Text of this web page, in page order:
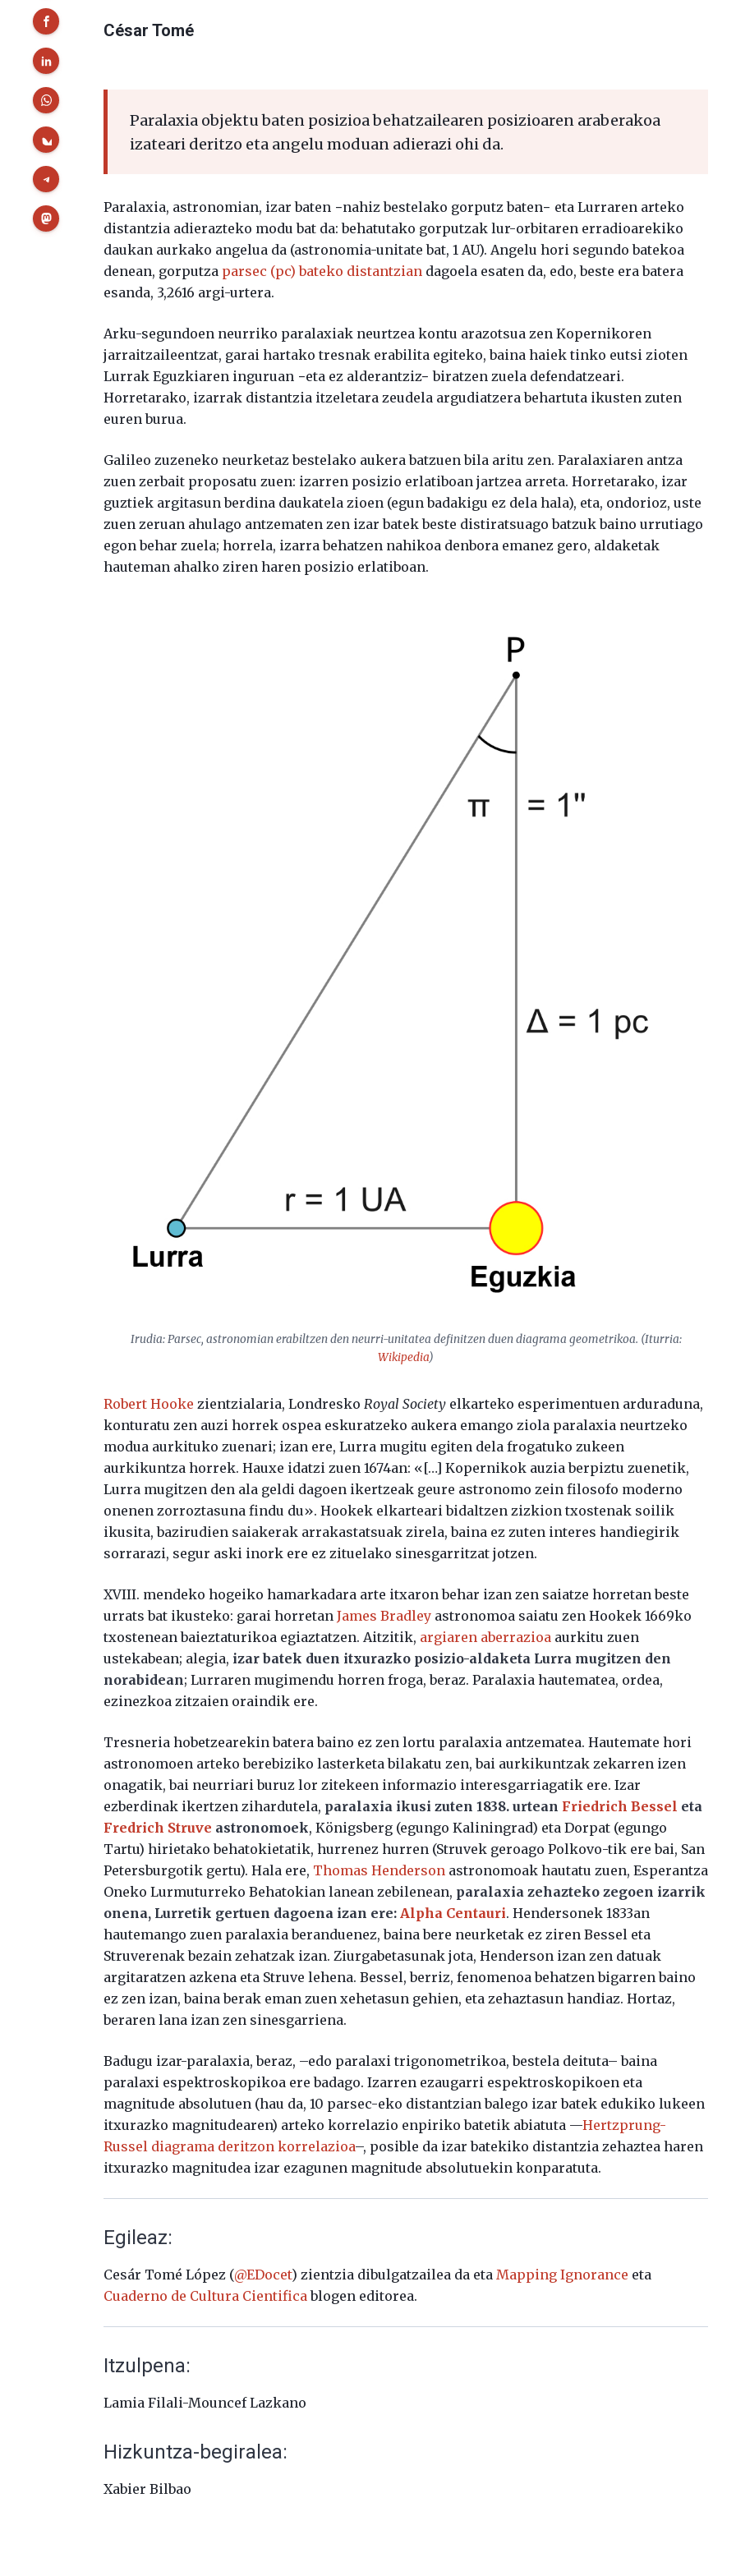
César Tomé
Paralaxia objektu baten posizioa behatzailearen posizioaren araberakoa
izateari deritzo eta angelu moduan adierazi ohi da.
Paralaxia, astronomian, izar baten −nahiz bestelako gorputz baten− eta Lurraren arteko
distantzia adierazteko modu bat da: behatutako gorputzak lur-orbitaren erradioarekiko
daukan aurkako angelua da (astronomia-unitate bat, 1 AU). Angelu hori segundo batekoa
denean, gorputza parsec (pc) bateko distantzian dagoela esaten da, edo, beste era batera
esanda, 3,2616 argi-urtera.
Arku-segundoen neurriko paralaxiak neurtzea kontu arazotsua zen Kopernikoren
jarraitzaileentzat, garai hartako tresnak erabilita egiteko, baina haiek tinko eutsi zioten
Lurrak Eguzkiaren inguruan −eta ez alderantziz− biratzen zuela defendatzeari.
Horretarako, izarrak distantzia itzeletara zeudela argudiatzera behartuta ikusten zuten
euren burua.
Galileo zuzeneko neurketaz bestelako aukera batzuen bila aritu zen. Paralaxiaren antza
zuen zerbait proposatu zuen: izarren posizio erlatiboan jartzea arreta. Horretarako, izar
guztiek argitasun berdina daukatela zioen (egun badakigu ez dela hala), eta, ondorioz, uste
zuen zeruan ahulago antzematen zen izar batek beste distiratsuago batzuk baino urrutiago
egon behar zuela; horrela, izarra behatzen nahikoa denbora emanez gero, aldaketak
hauteman ahalko ziren haren posizio erlatiboan.
Irudia: Parsec, astronomian erabiltzen den neurri-unitatea definitzen duen diagrama geometrikoa. (Iturria:
Wikipedia)
Robert Hooke zientzialaria, LondreskoRoyal Society elkarteko esperimentuen arduraduna,
konturatu zen auzi horrek ospea eskuratzeko aukera emango ziola paralaxia neurtzeko
modua aurkituko zuenari; izan ere, Lurra mugitu egiten dela frogatuko zukeen
aurkikuntza horrek. Hauxe idatzi zuen 1674an: «[…] Kopernikok auzia berpiztu zuenetik,
Lurra mugitzen den ala geldi dagoen ikertzeak geure astronomo zein filosofo moderno
onenen zorroztasuna findu du». Hookek elkarteari bidaltzen zizkion txostenak soilik
ikusita, bazirudien saiakerak arrakastatsuak zirela, baina ez zuten interes handiegirik
sorrarazi, segur aski inork ere ez zituelako sinesgarritzat jotzen.
XVIII. mendeko hogeiko hamarkadara arte itxaron behar izan zen saiatze horretan beste
urrats bat ikusteko: garai horretanJames Bradley astronomoa saiatu zen Hookek 1669ko
txostenean baieztaturikoa egiaztatzen. Aitzitik, argiaren aberrazioa aurkitu zuen
ustekabean; alegia, izar batek duen itxurazko posizio-aldaketa Lurra mugitzen den
norabidean; Lurraren mugimendu horren froga, beraz. Paralaxia hautematea, ordea,
ezinezkoa zitzaien oraindik ere.
Tresneria hobetzearekin batera baino ez zen lortu paralaxia antzematea. Hautemate hori
astronomoen arteko berebiziko lasterketa bilakatu zen, bai aurkikuntzak zekarren izen
onagatik, bai neurriari buruz lor zitekeen informazio interesgarriagatik ere. Izar
ezberdinak ikertzen zihardutela, paralaxia ikusi zuten 1838. urtean Friedrich Bessel eta
Fredrich Struve astronomoek, Königsberg (egungo Kaliningrad) eta Dorpat (egungo
Tartu) hirietako behatokietatik, hurrenez hurren (Struvek geroago Polkovo-tik ere bai, San
Petersburgotik gertu). Hala ere, Thomas Henderson astronomoak hautatu zuen, Esperantza
Oneko Lurmuturreko Behatokian lanean zebilenean, paralaxia zehazteko zegoen izarrik
onena, Lurretik gertuen dagoena izan ere:Alpha Centauri. Hendersonek 1833an
hautemango zuen paralaxia beranduenez, baina bere neurketak ez ziren Bessel eta
Struverenak bezain zehatzak izan. Ziurgabetasunak jota, Henderson izan zen datuak
argitaratzen azkena eta Struve lehena. Bessel, berriz, fenomenoa behatzen bigarren baino
ez zen izan, baina berak eman zuen xehetasun gehien, eta zehaztasun handiaz. Hortaz,
beraren lana izan zen sinesgarriena.
Badugu izar-paralaxia, beraz, –edo paralaxi trigonometrikoa, bestela deituta– baina
paralaxi espektroskopikoa ere badago. Izarren ezaugarri espektroskopikoen eta
magnitude absolutuen (hau da, 10 parsec-eko distantzian balego izar batek edukiko lukeen
itxurazko magnitudearen) arteko korrelazio enpiriko batetik abiatuta —Hertzprung-
Russel diagrama deritzon korrelazioa–, posible da izar batekiko distantzia zehaztea haren
itxurazko magnitudea izar ezagunen magnitude absolutuekin konparatuta.
Egileaz:
Cesár Tomé López (@EDocet) zientzia dibulgatzailea da etaMapping Ignorance eta
Cuaderno de Cultura Cientificablogen editorea.
Itzulpena:
Lamia Filali-Mouncef Lazkano
Hizkuntza-begiralea:
Xabier Bilbao